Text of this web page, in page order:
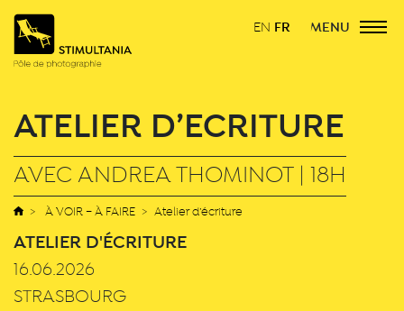
EN FR MENU
ATELIER D’ÉCRITURE
AVEC ANDREA THOMINOT | 18H
À VOIR – À FAIRE Atelier d’écriture
ATELIER D'ÉCRITURE
16.06.2026
STRASBOURG